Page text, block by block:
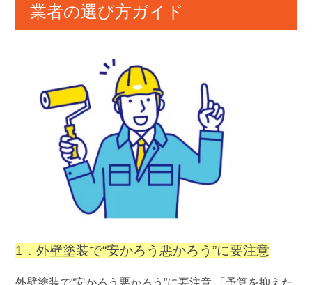
業者の選び方ガイド
1．外壁塗装で“安かろう悪かろう”に要注意